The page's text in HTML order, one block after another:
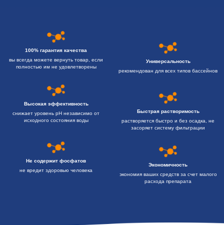
100% гарантия качества
вы всегда можете вернуть товар, если
полностью им не удовлетворены
Универсальность
рекомендован для всех типов бассейнов
Высокая эффективность
снижает уровень pH независимо от
исходного состояния воды
Быстрая растворимость
растворяется быстро и без осадка, не
засоряет систему фильтрации
Не содержит фосфатов
не вредит здоровью человека
Экономичность
экономия ваших средств за счет малого
расхода препарата